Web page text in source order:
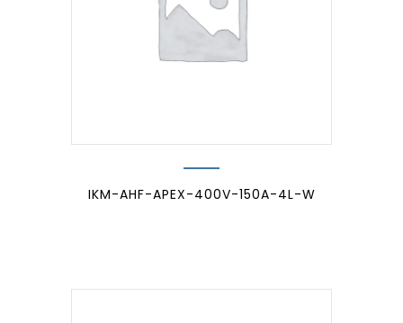
IKM-AHF-APEX-400V-150A-4L-W